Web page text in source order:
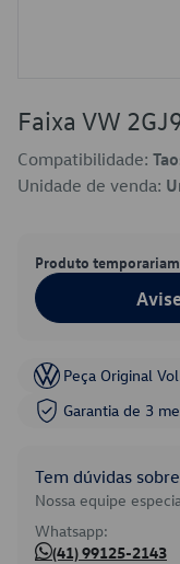
Faixa VW
Compatibilidade:
Unidade de venda:
Produto
Peça Original
Garantia de 3
Tem dúvidas
Nossa equipe
Whatsapp:
(41) 99125-2143